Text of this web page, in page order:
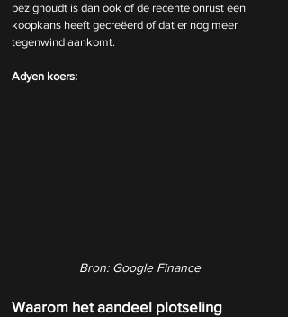
bezighoudt is dan ook of de recente onrust een
koopkans heeft gecreëerd of dat er nog meer
tegenwind aankomt.
Adyen koers:
Bron: Google Finance
Waarom het aandeel plotseling